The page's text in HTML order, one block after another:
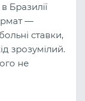
Бразилії
—
ставки,
зрозумілий.
не